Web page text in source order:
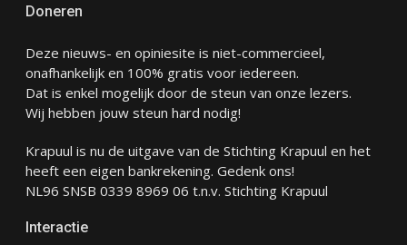
Doneren
Deze nieuws- en opiniesite is niet-commercieel,
onafhankelijk en 100% gratis voor iedereen.
Dat is enkel mogelijk door de steun van onze lezers.
Wij hebben jouw steun hard nodig!
Krapuul is nu de uitgave van de Stichting Krapuul en het
heeft een eigen bankrekening. Gedenk ons!
NL96 SNSB 0339 8969 06 t.n.v. Stichting Krapuul
Interactie